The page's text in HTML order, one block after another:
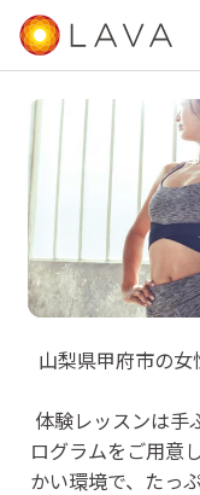
LAVA 甲府
甲斐住吉駅
山梨県甲府市の
体験レッスンは手
ログラムをご用意
かい環境で、たっ